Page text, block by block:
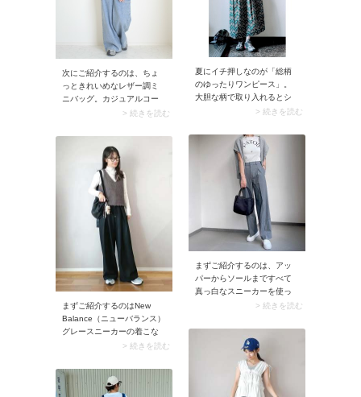
膨れ感もありません。
たないからガンガン使えま
夏にイチ押しなのが「総柄
のゆったりワンピース」。
大胆な柄で取り入れるとシ
ーズンムードにぴったりマ
エットのワンピースが着映
え、リラクシーに装えます
> 続きを読む
次にご紹介するのは、ちょ
っときれいめなレザー調ミ
ニバッグ。カジュアルコー
デに合わせると、バッグの
ラスアップしてくれます。
ミニサイズだからこその上
品さもおしゃれ見えのポイ
ント。カジュアルだけど大
人っぽい、そんな雰囲気を
目指すならこの組み合わせ
がイチオシ！
> 続きを読む
まずご紹介するのは、アッ
パーからソールまですべて
真っ白なスニーカーを使っ
たきれいめコーデ。白の清
アルさを抑えて、スタイリ
ングをきれいめにまとめて
くれます。足元が明るく見
えるので、重心が上がりス
タイルアップして見えるメ
リットもアリ！
> 続きを読む
まずご紹介するのはNew
Balance（ニューバランス）
グレースニーカーの着こな
し。明るい色ともダークカ
ーは、あらゆるスタイリン
グに活躍するおすすめの色
> 続きを読む